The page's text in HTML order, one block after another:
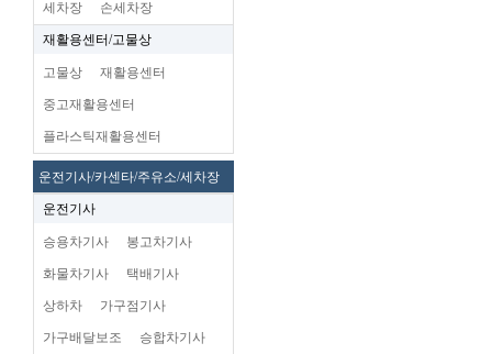
세차장 손세차장
재활용센터/고물상
고물상 재활용센터
중고재활용센터
플라스틱재활용센터
운전기사/카센타/주유소/세차장
운전기사
승용차기사 봉고차기사
화물차기사 택배기사
상하차 가구점기사
가구배달보조 승합차기사